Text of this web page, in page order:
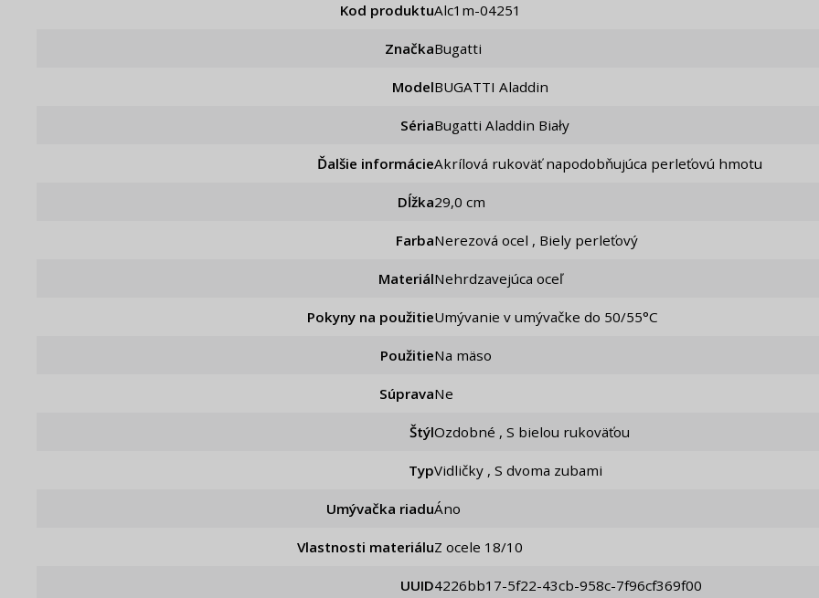
Kod produktu alc1m-04251
Značka Bugatti
Model BUGATTI Aladdin
Séria Bugatti Aladdin Biały
Ďalšie informácie Akrílová rukoväť napodobňujúca perleťovú hmotu
Dĺžka 29,0 cm
Farba Nerezová ocel , Biely perleťový
Materiál Nehrdzavejúca oceľ
Pokyny na použitie Umývanie v umývačke do 50/55°C
Použitie Na mäso
Súprava ne
Štýl Ozdobné , S bielou rukoväťou
Typ Vidličky , S dvoma zubami
Umývačka riadu Áno
Vlastnosti materiálu Z ocele 18/10
UUID 4226bb17-5f22-43cb-958c-7f96cf369f00